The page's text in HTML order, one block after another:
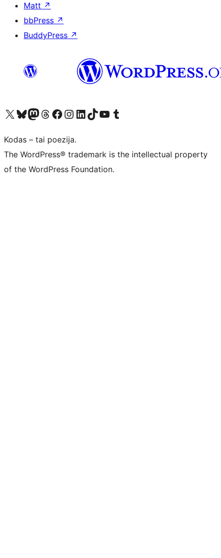
Matt ↗
bbPress ↗
BuddyPress ↗
Visit our X (formerly Twitter) account
Apsilankykite mūsų Bluesky paskyroje
Visit our Mastodon account
Apsilankykite mūsų Threads paskyroje
Visit our Facebook page
Visit our Instagram account
Visit our LinkedIn account
Apsilankykite mūsų TikTok paskyroje
Visit our YouTube channel
Apsilankykite mūsų Tumblr paskyroje
Kodas – tai poezija.
The WordPress® trademark is the intellectual property
of the WordPress Foundation.